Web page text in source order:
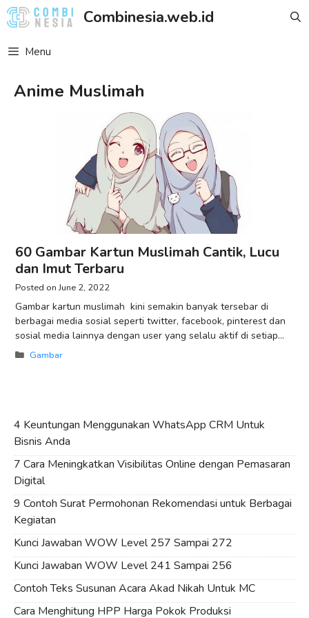
Skip
to
Combinesia.web.id
Menu
Anime Muslimah
60 Gambar Kartun Muslimah Cantik, Lucu
dan Imut Terbaru
June 2, 2022
Gambar kartun muslimah kini semakin banyak tersebar di
berbagai media sosial seperti twitter, facebook, pinterest dan
sosial media lainnya dengan user yang selalu aktif di setiap
saat. Penggunaan gambar atau
Categories
Gambar
4 Keuntungan Menggunakan WhatsApp CRM Untuk
Bisnis Anda
7 Cara Meningkatkan Visibilitas Online dengan Pemasaran
Digital
9 Contoh Surat Permohonan Rekomendasi untuk Berbagai
Kegiatan
Kunci Jawaban WOW Level 257 Sampai 272
Kunci Jawaban WOW Level 241 Sampai 256
Contoh Teks Susunan Acara Akad Nikah Untuk MC
Cara Menghitung HPP Harga Pokok Produksi